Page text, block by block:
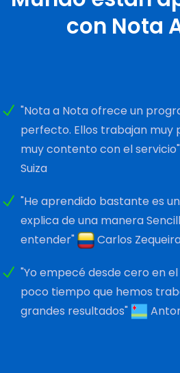
con Nota
"Nota a Nota ofrece un
perfecto. Ellos trabajan muy
muy contento con el servicio"
Suiza
"He aprendido bastante es
explica de una manera
entender"
Carlos
"Yo empecé desde cero en
poco tiempo que hemos
grandes resultados"